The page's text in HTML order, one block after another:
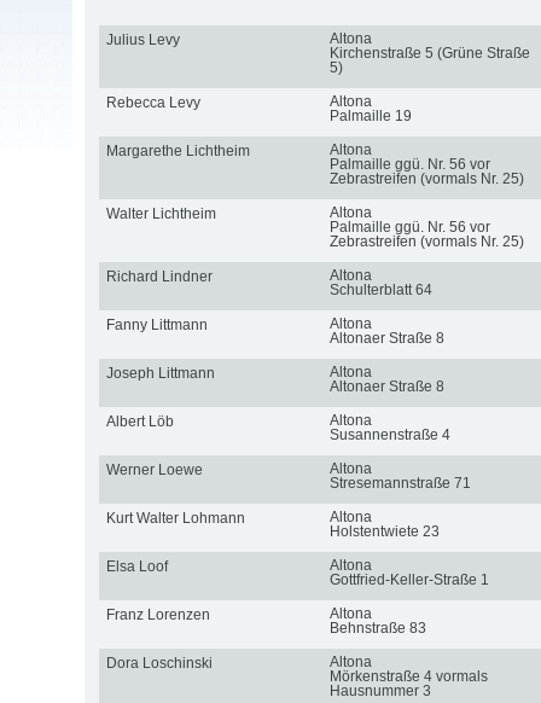
Julius Levy
Altona
Kirchenstraße 5 (Grüne Straße
5)
Rebecca Levy
Altona
Palmaille 19
Margarethe Lichtheim
Altona
Palmaille ggü. Nr. 56 vor
Zebrastreifen (vormals Nr. 25)
Walter Lichtheim
Altona
Palmaille ggü. Nr. 56 vor
Zebrastreifen (vormals Nr. 25)
Richard Lindner
Altona
Schulterblatt 64
Fanny Littmann
Altona
Altonaer Straße 8
Joseph Littmann
Altona
Altonaer Straße 8
Albert Löb
Altona
Susannenstraße 4
Werner Loewe
Altona
Stresemannstraße 71
Kurt Walter Lohmann
Altona
Holstentwiete 23
Elsa Loof
Altona
Gottfried-Keller-Straße 1
Franz Lorenzen
Altona
Behnstraße 83
Dora Loschinski
Altona
Mörkenstraße 4 vormals
Hausnummer 3